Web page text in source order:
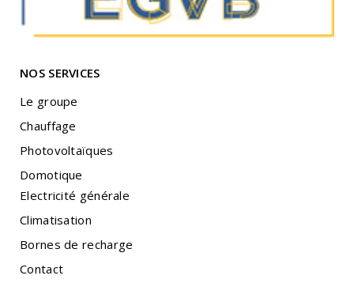
NOS SERVICES
Le groupe
Chauffage
Photovoltaïques
Domotique
Electricité générale
Climatisation
Bornes de recharge
Contact